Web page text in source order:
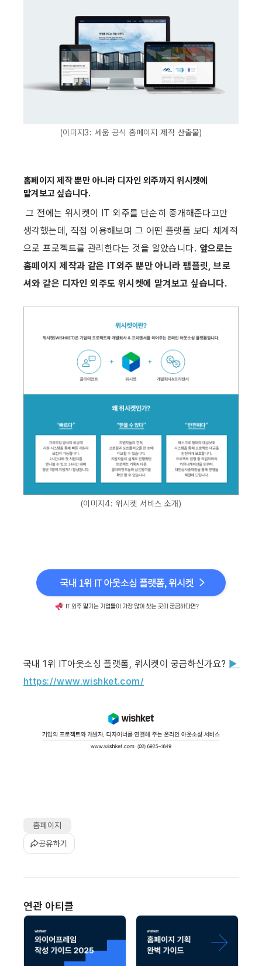
(이미지3: 세움 공식 홈페이지 제작 산출물)
홈페이지 제작 뿐만 아니라 디자인 외주까지 위시켓에
맡겨보고 싶습니다.
그 전에는 위시켓이 IT 외주를 단순히 중개해준다고만
생각했는데, 직접 이용해보며 그 어떤 플랫폼 보다 체계적
으로 프로젝트를 관리한다는 것을 알았습니다. 앞으로는
홈페이지 제작과 같은 IT외주 뿐만 아니라 팸플릿, 브로
셔와 같은 디자인 외주도 위시켓에 맡겨보고 싶습니다.
(이미지4: 위시켓 서비스 소개)
국내 1위 IT아웃소싱 플랫폼, 위시켓이 궁금하신가요? ▶
https://www.wishket.com/
홈페이지
공유하기
연관 아티클